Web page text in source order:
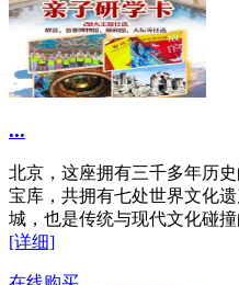
...
北京，这座拥有三千多年历
宝库，共拥有七处世界文化
城，也是传统与现代文化碰
[详细]